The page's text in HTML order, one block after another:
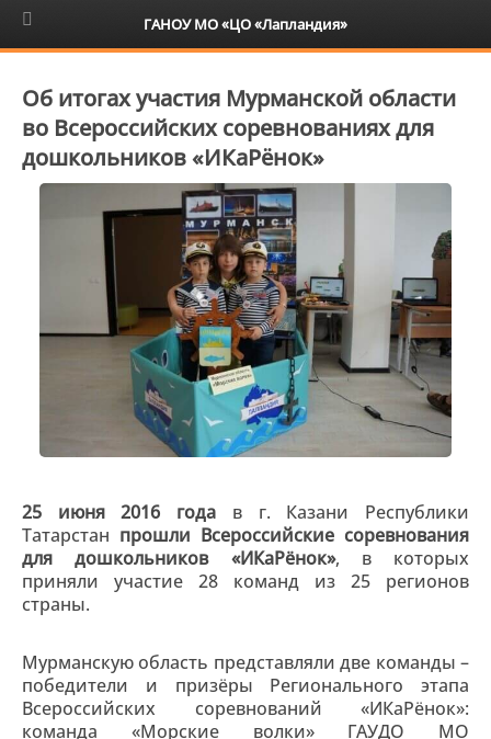
6+
Об итогах участия Мурманской области
во Всероссийских соревнованиях для
дошкольников «ИКаРёнок»
25 июня 2016 года в г. Казани Республики
Татарстан прошли Всероссийские соревнования
для дошкольников «ИКаРёнок», в которых
приняли участие 28 команд из 25 регионов
страны.
Мурманскую область представляли две команды –
победители и призёры Регионального этапа
Всероссийских соревнований «ИКаРёнок»:
команда «Морские волки» ГАУДО МО
ГАНОУ МО «ЦО «Лапландия»